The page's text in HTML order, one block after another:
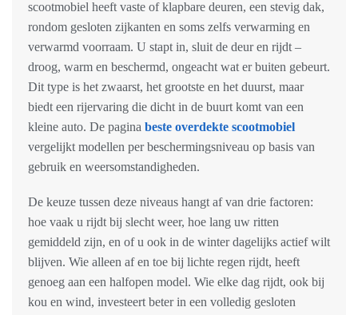
scootmobiel heeft vaste of klapbare deuren, een stevig dak,
rondom gesloten zijkanten en soms zelfs verwarming en
verwarmd voorraam. U stapt in, sluit de deur en rijdt –
droog, warm en beschermd, ongeacht wat er buiten gebeurt.
Dit type is het zwaarst, het grootste en het duurst, maar
biedt een rijervaring die dicht in de buurt komt van een
kleine auto. De pagina beste overdekte scootmobiel
vergelijkt modellen per beschermingsniveau op basis van
gebruik en weersomstandigheden.
De keuze tussen deze niveaus hangt af van drie factoren:
hoe vaak u rijdt bij slecht weer, hoe lang uw ritten
gemiddeld zijn, en of u ook in de winter dagelijks actief wilt
blijven. Wie alleen af en toe bij lichte regen rijdt, heeft
genoeg aan een halfopen model. Wie elke dag rijdt, ook bij
kou en wind, investeert beter in een volledig gesloten